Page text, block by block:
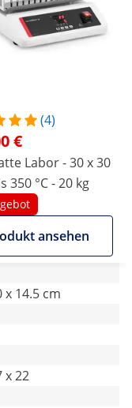
(4)
€
Labor - 30 x 30
350 °C - 20 kg
ansehen
x 14.5 cm
x 22